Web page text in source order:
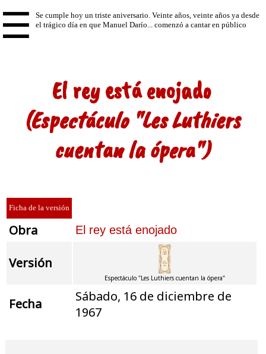
☰
El rey está enojado
(Espectáculo "Les Luthiers
cuentan la ópera")
Ficha de la versión
Obra El rey está enojado
Versión
Espectáculo "Les Luthiers cuentan la ópera"
Fecha
Sábado, 16 de diciembre de
1967